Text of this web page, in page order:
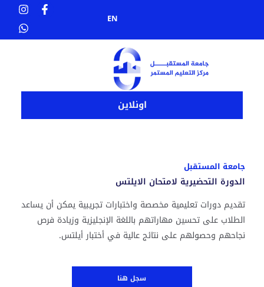
المحتوى
F
a
e
-
I
n
s
t
m
W
h
a
t
EN
اونلاين
جامعة المستقبل
الدورة التحضيرية لامتحان الايلتس
تقديم دورات تعليمية مخصصة واختبارات تجريبية يمكن أن يساعد
الطلاب على تحسين مهاراتهم باللغة الإنجليزية وزيادة فرص
نجاحهم وحصولهم على نتائج عالية في أختبار أيلتس.
سجل هنا